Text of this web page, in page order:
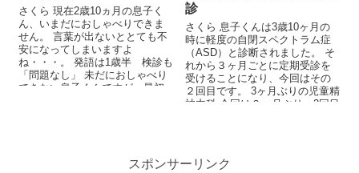
さくら 現在2歳10ヵ月の息子く
ん、いまだにおしゃべりできま
せん。 言葉が出ないととても不
安になってしまいますよ
ね・・・。 発語は1歳半 検診も
「問題なし」 未だにおしゃべり
できない息子くんですが、最初
診
さくら 息子くんは3歳10ヶ月の
時に軽度の自閉スペクトラム症
（ASD）と診断されました。 そ
れから３ヶ月ごとに定期受診を
受けることになり、今回はその
２回目です。 3ヶ月ぶりの児童精
神内科 今回は３ヶ月ぶり、2回目
スポンサーリンク